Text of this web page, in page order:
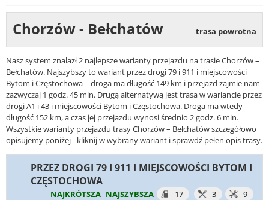
Chorzów - Bełchatów trasa powrotna
Nasz system znalazł 2 najlepsze warianty przejazdu na trasie Chorzów –
Bełchatów. Najszybszy to wariant przez drogi 79 i 911 i miejscowości
Bytom i Częstochowa – droga ma długość 149 km i przejazd zajmie nam
zazwyczaj 1 godz. 45 min. Drugą alternatywą jest trasa w wariancie przez
drogi A1 i 43 i miejscowości Bytom i Częstochowa. Droga ma wtedy
długość 152 km, a czas jej przejazdu wynosi średnio 2 godz. 6 min.
Wszystkie warianty przejazdu trasy Chorzów – Bełchatów szczegółowo
opisujemy poniżej - kliknij w wybrany wariant i sprawdź pełen opis trasy.
PRZEZ DROGI 79 I 911 I MIEJSCOWOŚCI BYTOM I
CZĘSTOCHOWA
NAJKRÓTSZA NAJSZYBSZA 17 3 9